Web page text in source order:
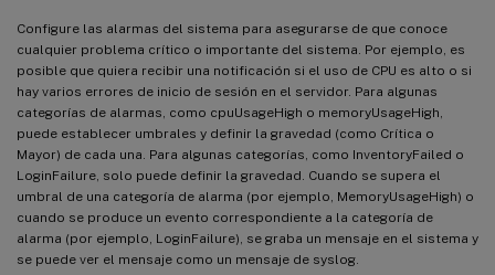
Configure las alarmas del sistema para asegurarse de que conoce
cualquier problema crítico o importante del sistema. Por ejemplo, es
posible que quiera recibir una notificación si el uso de CPU es alto o si
hay varios errores de inicio de sesión en el servidor. Para algunas
categorías de alarmas, como cpuUsageHigh o memoryUsageHigh,
puede establecer umbrales y definir la gravedad (como Crítica o
Mayor) de cada una. Para algunas categorías, como InventoryFailed o
LoginFailure, solo puede definir la gravedad. Cuando se supera el
umbral de una categoría de alarma (por ejemplo, MemoryUsageHigh) o
cuando se produce un evento correspondiente a la categoría de
alarma (por ejemplo, LoginFailure), se graba un mensaje en el sistema y
se puede ver el mensaje como un mensaje de syslog.